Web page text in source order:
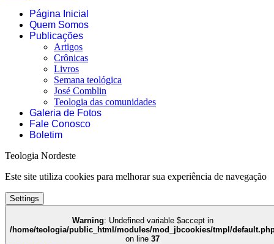
Página Inicial
Quem Somos
Publicações
Artigos
Crônicas
Livros
Semana teológica
José Comblin
Teologia das comunidades
Galeria de Fotos
Fale Conosco
Boletim
Teologia Nordeste
Este site utiliza cookies para melhorar sua experiência de navegação
Settings
Warning
: Undefined variable $accept in
/home/teologia/public_html/modules/mod_jbcookies/tmpl/
on line 37